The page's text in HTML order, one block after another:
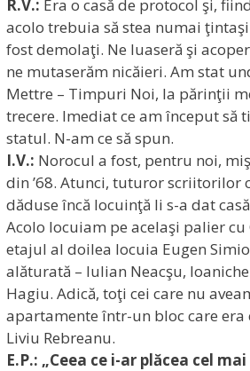
R.V.: Era o casă de protocol şi,
acolo trebuia să stea numai
fost demolaţi. Ne luaseră şi
ne mutaserăm nicăieri. Am stat
Mettre – Timpuri Noi, la părinţii
trecere. Imediat ce am început să
statul. N-am ce să spun.
I.V.: Norocul a fost, pentru noi,
din ’68. Atunci, tuturor scriitorilor
dăduse încă locuinţă li s-a dat
Acolo locuiam pe acelaşi palier cu
etajul al doilea locuia Eugen
alăturată – Iulian Neacşu,
Hagiu. Adică, toţi cei care nu
apartamente într-un bloc care era
Liviu Rebreanu.
E.P.: „Ceea ce i-ar plăcea cel